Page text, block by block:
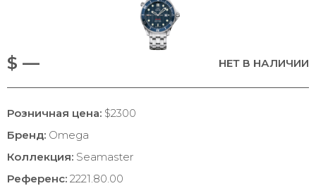
$ — НЕТ В НАЛИЧИИ
Розничная цена: $2300
Бренд: Omega
Коллекция: Seamaster
Референс: 2221.80.00